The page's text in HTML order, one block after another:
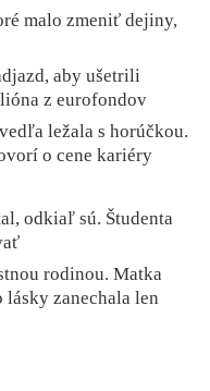
malo zmeniť dejiny,
aby ušetrili
z eurofondov
ležala s horúčkou.
o cene kariéry
odkiaľ sú. Študenta
rodinou. Matka
zanechala len